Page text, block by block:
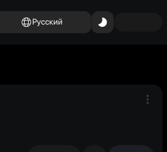
Русский